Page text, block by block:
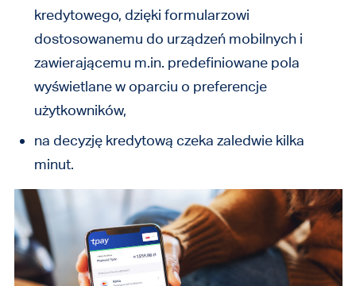
kredytowego, dzięki formularzowi
dostosowanemu do urządzeń mobilnych i
zawierającemu m.in. predefiniowane pola
wyświetlane w oparciu o preferencje
użytkowników,
na decyzję kredytową czeka zaledwie kilka
minut.